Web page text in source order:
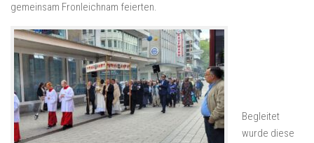
gemeinsam Fronleichnam feierten.
Begleitet
wurde diese